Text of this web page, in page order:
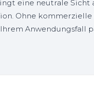
eine neutrale Sicht
Ohne
Anwendungsfall